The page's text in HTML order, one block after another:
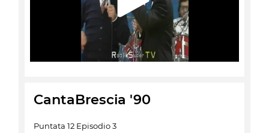
Play
Video
CantaBrescia '90
Puntata 12 Episodio 3